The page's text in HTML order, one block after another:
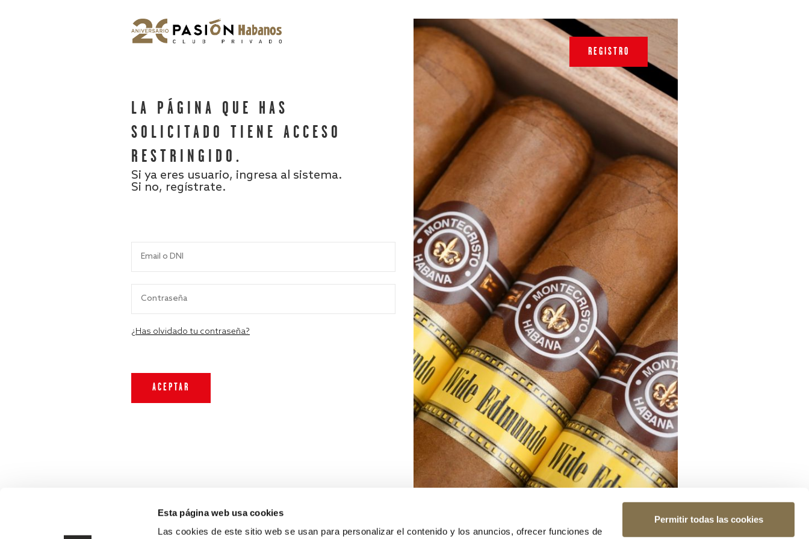
Esta página web usa cookies
Las cookies de este sitio web se usan para personalizar el contenido y los anuncios, ofrecer funciones de
Permitir todas las cookies
LA PÁGINA QUE HAS
SOLICITADO TIENE ACCESO
RESTRINGIDO.
Si ya eres usuario, ingresa al sistema.
Si no, regístrate.
¿Has olvidado tu contraseña?
REGISTRO